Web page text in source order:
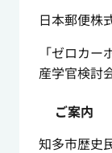
日本郵便株
「ゼロカー
産学官検討
ご案内
知多市歴史